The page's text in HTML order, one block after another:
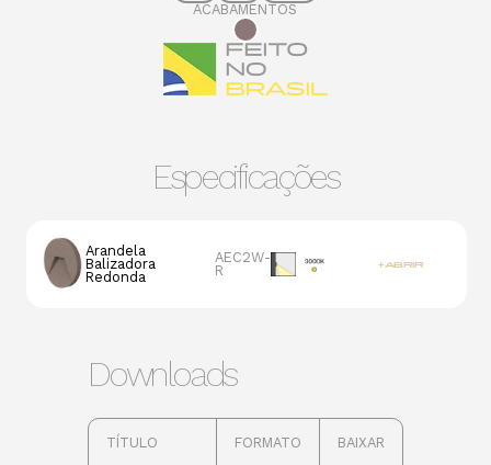
ACABAMENTOS
Especificações
Arandela
Balizadora
Redonda
AEC2W-
R
+ ABRIR
Downloads
TÍTULO FORMATO BAIXAR